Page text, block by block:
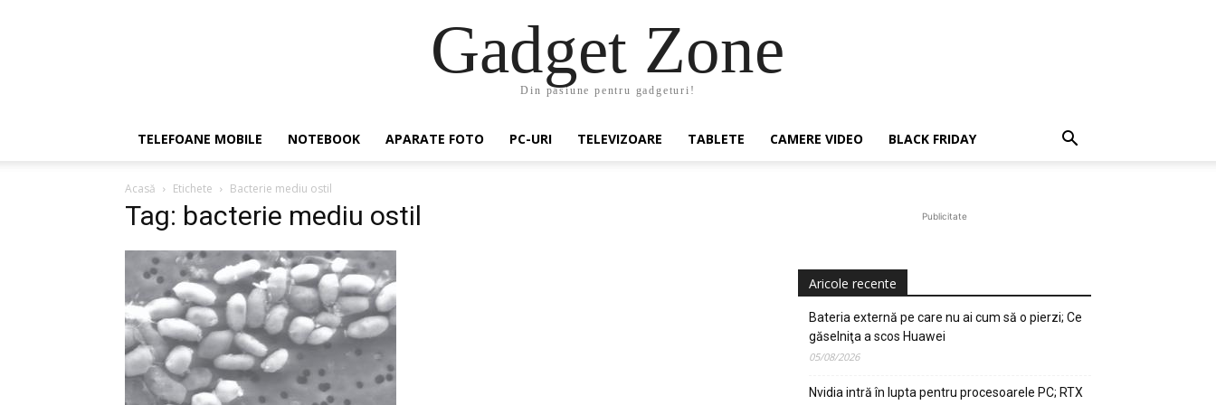
Gadget Zone
Din pasiune pentru gadgeturi!
TELEFOANE MOBILE NOTEBOOK APARATE FOTO PC-URI TELEVIZOARE TABLETE CAMERE VIDEO BLACK FRIDAY
Acasă Etichete Bacterie mediu ostil
Tag: bacterie mediu ostil Publicitate
Aricole recente
Bateria externă pe care nu ai cum să o pierzi; Ce
găselniţa a scos Huawei
05/08/2026
Nvidia intră în lupta pentru procesoarele PC; RTX